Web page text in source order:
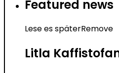
Featured news
Lese es späterRemove
Litla